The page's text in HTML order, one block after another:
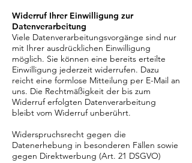
Widerruf Ihrer Einwilligung zur
Datenverarbeitung
Viele Datenverarbeitungsvorgänge sind nur
mit Ihrer ausdrücklichen Einwilligung
möglich. Sie können eine bereits erteilte
Einwilligung jederzeit widerrufen. Dazu
reicht eine formlose Mitteilung per E-Mail an
uns. Die Rechtmäßigkeit der bis zum
Widerruf erfolgten Datenverarbeitung
bleibt vom Widerruf unberührt.
Widerspruchsrecht gegen die
Datenerhebung in besonderen Fällen sowie
gegen Direktwerbung (Art. 21 DSGVO)